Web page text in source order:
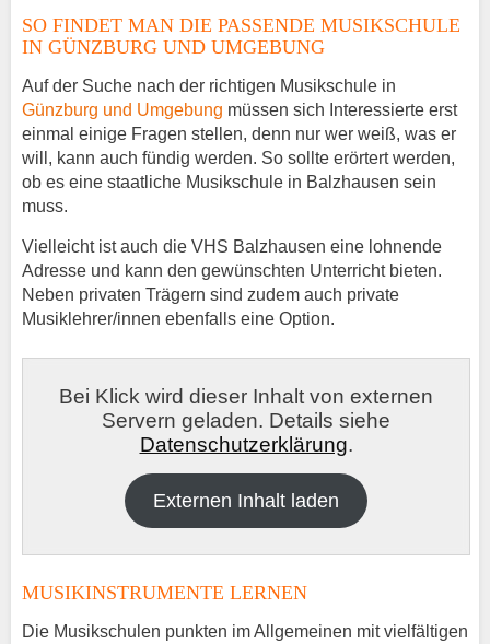
Gitarrenunterricht Balzhausen
Musiklehrer Stellenangebote – Balzhausen
SO FINDET MAN DIE PASSENDE MUSIKSCHULE
IN GÜNZBURG UND UMGEBUNG
Auf der Suche nach der richtigen Musikschule in
Günzburg und Umgebung müssen sich Interessierte erst
einmal einige Fragen stellen, denn nur wer weiß, was er
will, kann auch fündig werden. So sollte erörtert werden,
ob es eine staatliche Musikschule in Balzhausen sein
muss.
Vielleicht ist auch die VHS Balzhausen eine lohnende
Adresse und kann den gewünschten Unterricht bieten.
Neben privaten Trägern sind zudem auch private
Musiklehrer/innen ebenfalls eine Option.
Bei Klick wird dieser Inhalt von externen
Servern geladen. Details siehe
Datenschutzerklärung.
Externen Inhalt laden
MUSIKINSTRUMENTE LERNEN
Die Musikschulen punkten im Allgemeinen mit vielfältigen